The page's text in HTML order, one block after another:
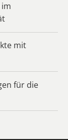
mit
für die